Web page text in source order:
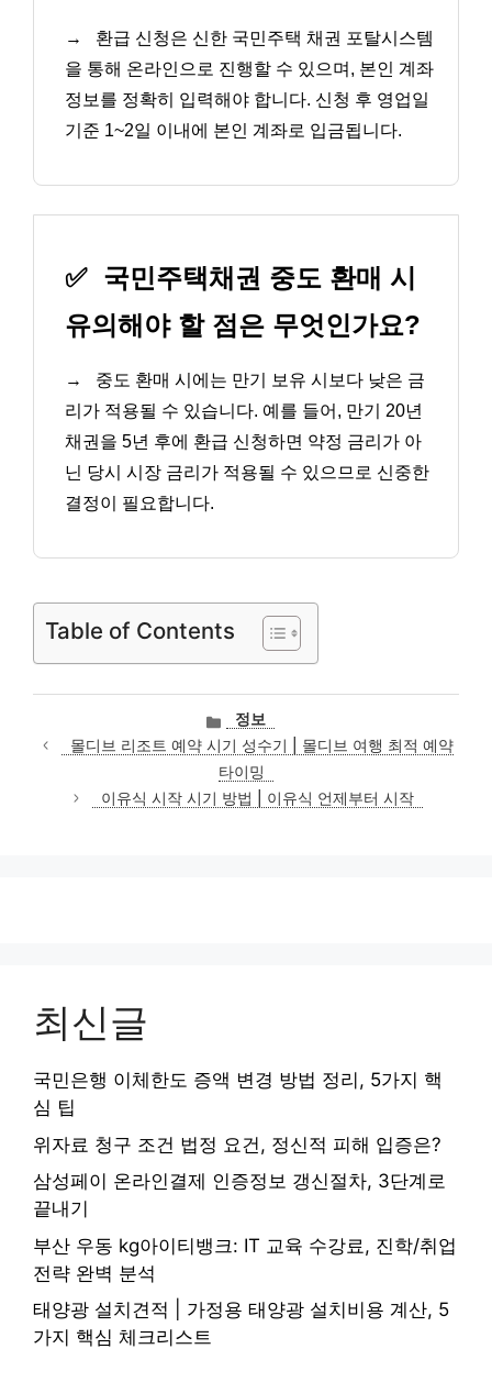
→
환급 신청은 신한 국민주택 채권 포탈시스템
을 통해 온라인으로 진행할 수 있으며, 본인 계좌
정보를 정확히 입력해야 합니다. 신청 후 영업일
기준 1~2일 이내에 본인 계좌로 입금됩니다.
✅ 국민주택채권 중도 환매 시
유의해야 할 점은 무엇인가요?
→
중도 환매 시에는 만기 보유 시보다 낮은 금
리가 적용될 수 있습니다. 예를 들어, 만기 20년
채권을 5년 후에 환급 신청하면 약정 금리가 아
닌 당시 시장 금리가 적용될 수 있으므로 신중한
결정이 필요합니다.
Table of Contents
카
테
고
리
정보
몰디브 리조트 예약 시기 성수기 | 몰디브 여행 최적 예약
타이밍
이유식 시작 시기 방법 | 이유식 언제부터 시작
최신글
국민은행 이체한도 증액 변경 방법 정리, 5가지 핵
심 팁
위자료 청구 조건 법정 요건, 정신적 피해 입증은?
삼성페이 온라인결제 인증정보 갱신절차, 3단계로
끝내기
부산 우동 kg아이티뱅크: IT 교육 수강료, 진학/취업
전략 완벽 분석
태양광 설치견적 | 가정용 태양광 설치비용 계산, 5
가지 핵심 체크리스트